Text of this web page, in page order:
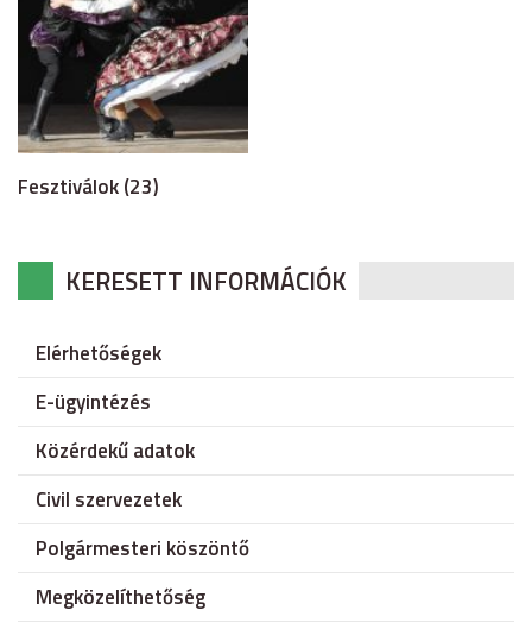
Fesztiválok (23)
KERESETT INFORMÁCIÓK
Elérhetőségek
E-ügyintézés
Közérdekű adatok
Civil szervezetek
Polgármesteri köszöntő
Megközelíthetőség